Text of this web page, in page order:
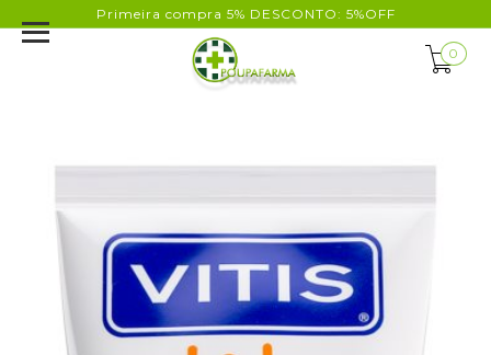
Primeira compra 5% DESCONTO: 5%OFF
0